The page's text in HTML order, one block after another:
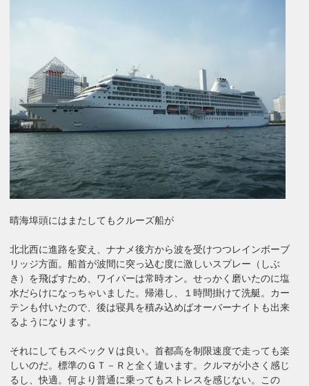
晴海埠頭にはまたしてもクルーズ船が
北北西に進路を変え、ナナメ後方から波を受けつつレインボーブ
リッジ方面。船首が波間に突っ込む度に激しいスプレー（しぶ
き）を飛ばすため、ワイパーは常時オン。せっかく磨いたのに塩
水だらけになっちゃいました。帰港し、１時間掛けて洗艇。カー
テンも付いたので、後は寝具を積み込めばオーバーナイトも出来
るようになります。
それにしてもスペックＶは良い。首都高を制限速度で走っても楽
しいのだ。標準のＧＴ－Ｒと全く違います。クルマが小さく感じ
るし、快適。何より普通に乗ってもストレスを感じない。この